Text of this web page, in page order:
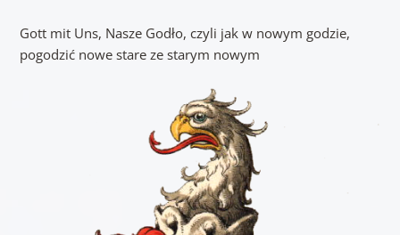
Gott mit Uns, Nasze Godło, czyli jak w nowym godzie,
pogodzić nowe stare ze starym nowym